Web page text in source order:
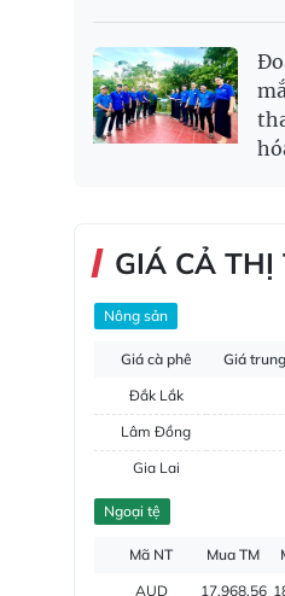
GIÁ CẢ THỊ
Nông sản
Giá cà phê Giá
Đắk Lắk
Lâm Đồng
Gia Lai
Đắk Nông
Ngoại tệ
Mã NT Mua TM
AUD
17,968.56